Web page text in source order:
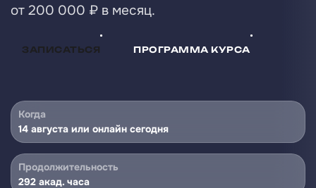
и навыки, которые помогут претендовать
от 200 000 ₽ в месяц.
Когда
14 августа или онлайн сегодня